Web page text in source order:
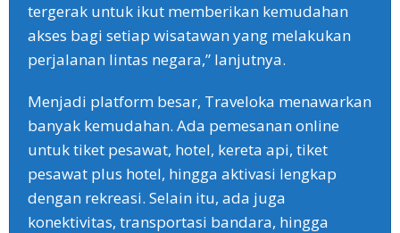
tergerak untuk ikut memberikan kemudahan
akses bagi setiap wisatawan yang melakukan
perjalanan lintas negara,” lanjutnya.
Menjadi platform besar, Traveloka menawarkan
banyak kemudahan. Ada pemesanan online
untuk tiket pesawat, hotel, kereta api, tiket
pesawat plus hotel, hingga aktivasi lengkap
dengan rekreasi. Selain itu, ada juga
konektivitas, transportasi bandara, hingga